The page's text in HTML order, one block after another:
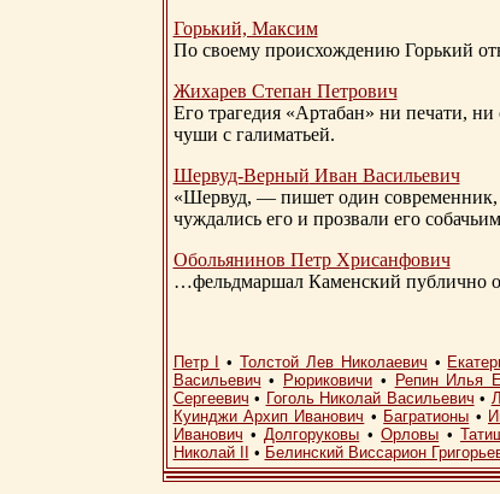
Горький, Максим
По своему происхождению Горький
Жихарев Степан Петрович
Его трагедия «Артабан» ни печати,
чуши с галиматьей.
Шервуд-Верный Иван Васильевич
«Шервуд, — пишет один современник,
чуждались его и прозвали его
Обольянинов Петр Хрисанфович
…фельдмаршал Каменский публично
Петр I •Толстой Лев Николаевич •
Васильевич • Рюриковичи • Репин Илья
Сергеевич • Гоголь Николай Васильевич •
Куинджи Архип Иванович • Багратионы •
Иванович •Долгоруковы •Орловы •
Николай II
• Белинский Виссарион